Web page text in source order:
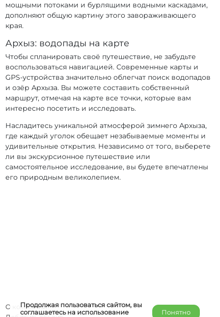
мощными потоками и бурлящими водными каскадами,
дополняют общую картину этого завораживающего
края.
Архыз: водопады на карте
Чтобы спланировать своё путешествие, не забудьте
воспользоваться навигацией. Современные карты и
GPS-устройства значительно облегчат поиск водопадов
и озёр Архыза. Вы можете составить собственный
маршрут, отмечая на карте все точки, которые вам
интересно посетить и исследовать.
Насладитесь уникальной атмосферой зимнего Архыза,
где каждый уголок обещает незабываемые моменты и
удивительные открытия. Независимо от того, выберете
ли вы экскурсионное путешествие или
самостоятельное исследование, вы будете впечатлены
его природным великолепием.
Продолжая пользоваться сайтом, вы
соглашаетесь на использование
Понятно
О компании